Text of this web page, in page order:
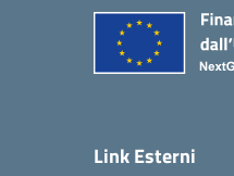
Link Esterni